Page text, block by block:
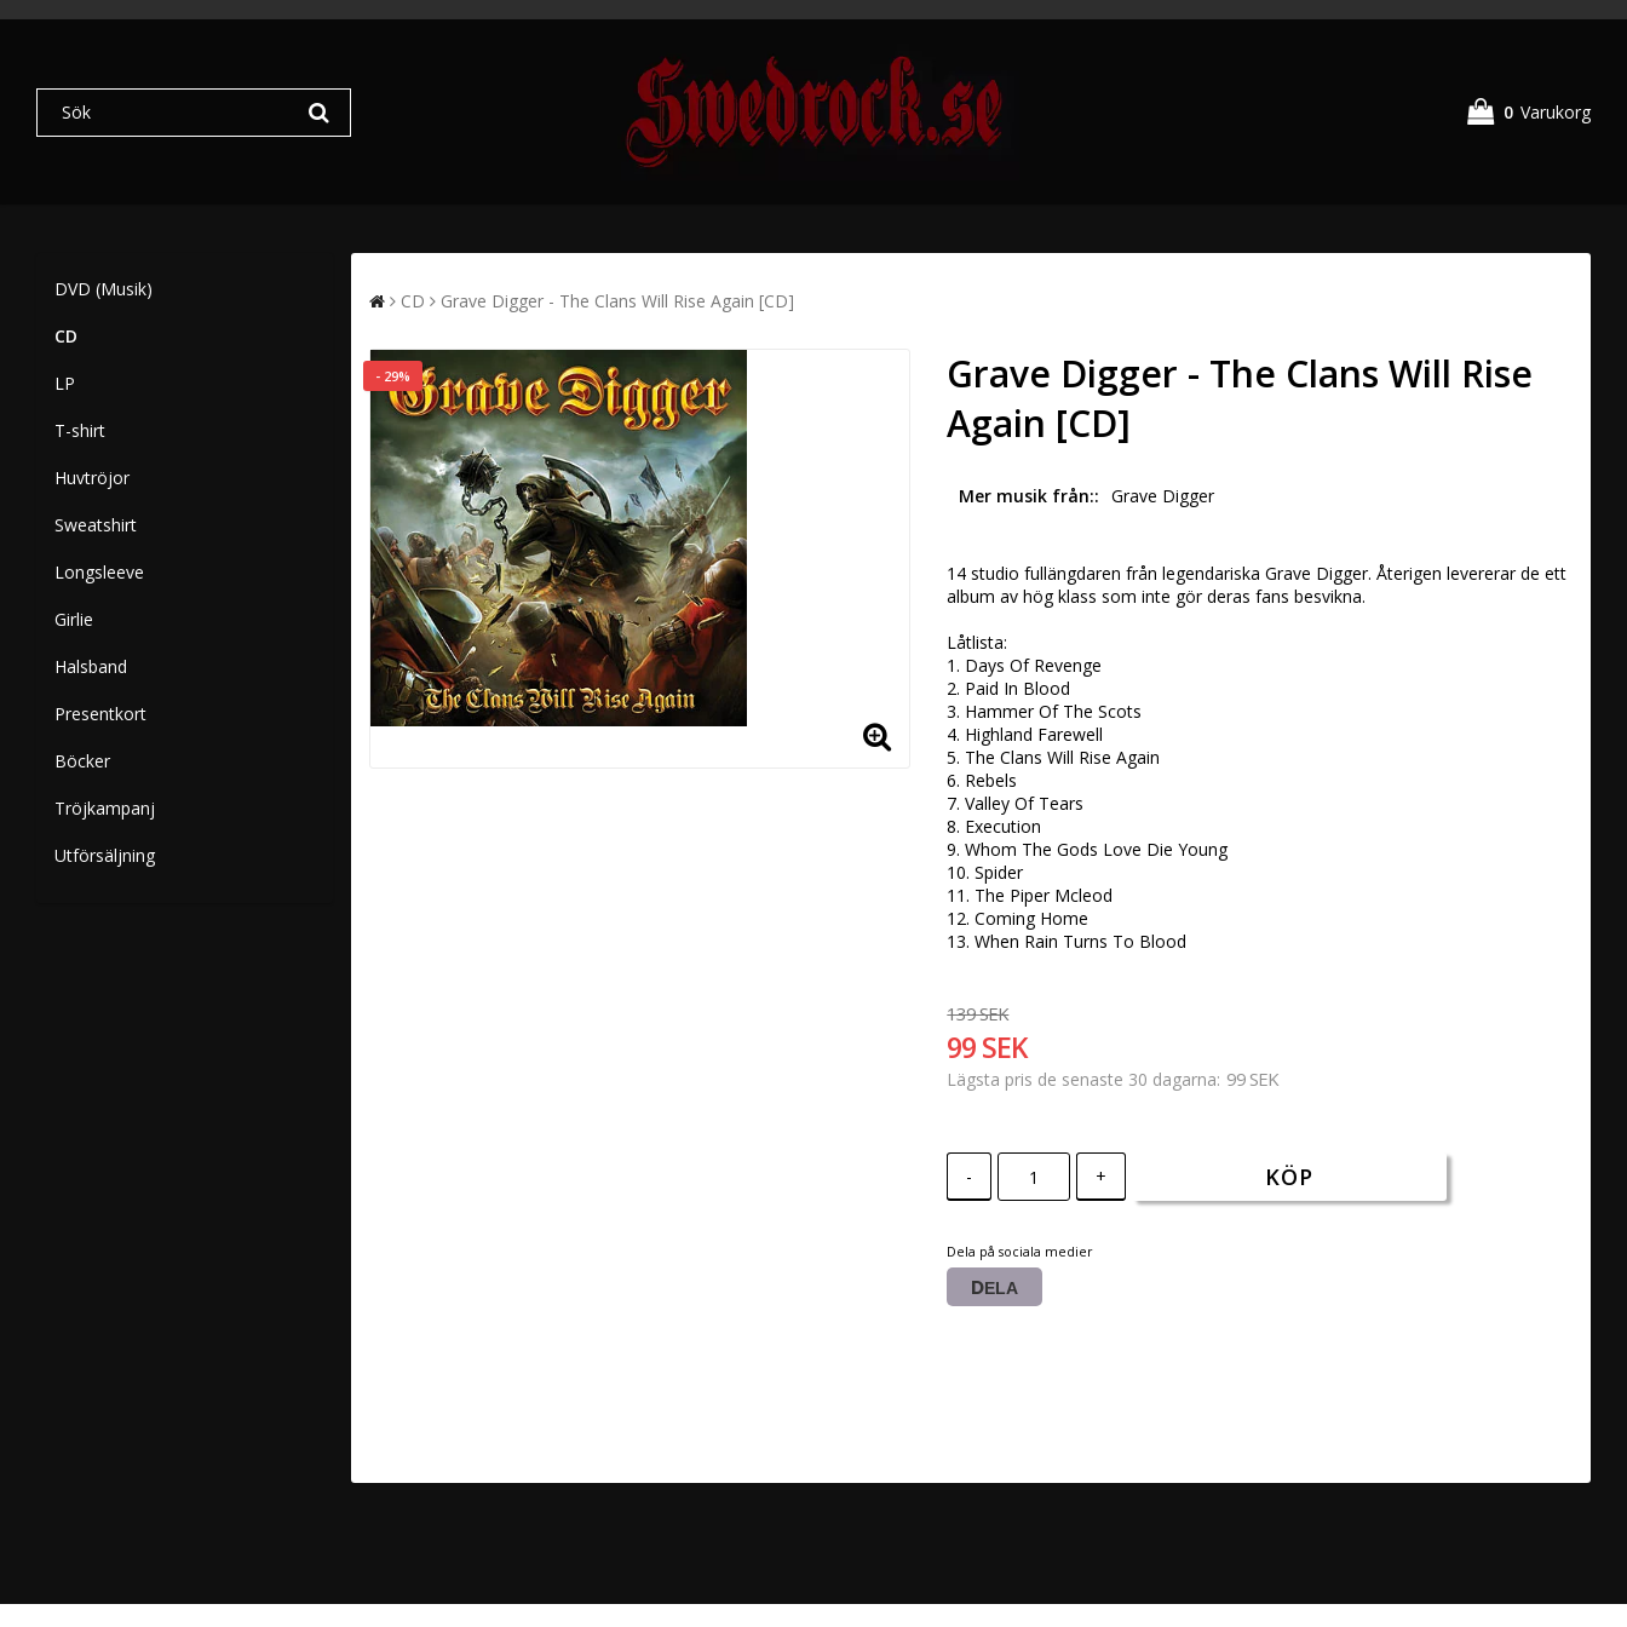
0 Varukorg
DVD (Musik)
CD
LP
T-shirt
Huvtröjor
Sweatshirt
Longsleeve
Girlie
Halsband
Presentkort
Böcker
Tröjkampanj
Utförsäljning
CD Grave Digger - The Clans Will Rise Again [CD]
- 29%
Grave Digger - The Clans Will Rise
Again [CD]
Mer musik från: Grave Digger
14 studio fullängdaren från legendariska Grave Digger. Återigen levererar de ett
album av hög klass som inte gör deras fans besvikna.
Låtlista:
1. Days Of Revenge
2. Paid In Blood
3. Hammer Of The Scots
4. Highland Farewell
5. The Clans Will Rise Again
6. Rebels
7. Valley Of Tears
8. Execution
9. Whom The Gods Love Die Young
10. Spider
11. The Piper Mcleod
12. Coming Home
13. When Rain Turns To Blood
139 SEK
99 SEK
Lägsta pris de senaste 30 dagarna 99 SEK
- + KÖP
Dela på sociala medier
DELA